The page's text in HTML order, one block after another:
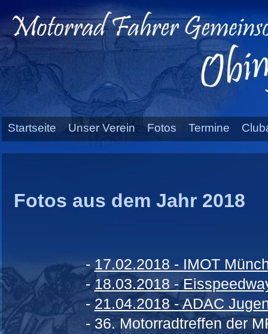
Startseite Unser Verein Fotos Termine
Fotos aus dem Jahr 2018
- 17.02.2018 - IMOT
-18.03.2018 -
- 21.04.2018 - ADAC
- 36. Motorradtreffen der